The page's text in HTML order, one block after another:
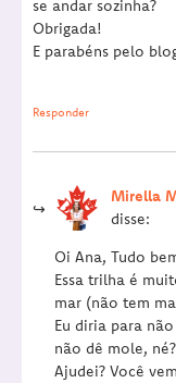
se andar sozinha?
Obrigada!
E parabéns pelo
Responder
Mirella
disse:
Oi Ana, Tudo
Essa trilha é
mar (não tem
Eu diria para
não dê mole,
Ajudei? Você